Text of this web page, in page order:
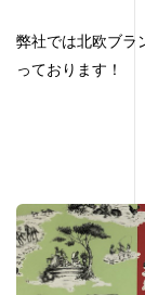
弊社では北欧ブラ
っております！